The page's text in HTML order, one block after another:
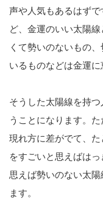
声や人気もあるはず
ど、金運のいい太陽
くて勢いのないもの
いるものなどは金運に
そうした太陽線を持
うことになります。
現れ方に差がでて、
をすごいと思えばは
思えば勢いのない太
ます。